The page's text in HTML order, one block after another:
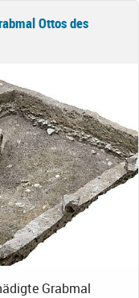
Ottos des
Grabmal